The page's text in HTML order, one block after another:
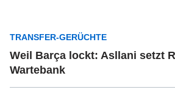
TRANSFER-GERÜCHTE
Weil Barça lockt: Asllani setzt
Wartebank